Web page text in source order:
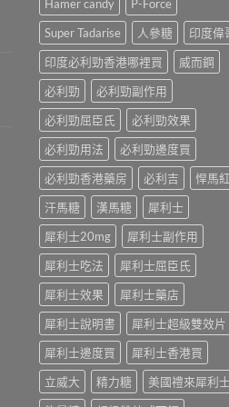
Hamer candy
P-Force
Super Tadarise
人參糖
印度偉
印度必利勁香港哪裡買
威而鋼
必利勁
必利勁副作用
必利勁屈臣氏
必利勁效果
必利勁用法
必利勁邊度買
必利勁香港藥房
必利吉
悍馬
汗馬糖
漢馬糖
犀利士
犀利士20mg
犀利士副作用
犀利士吃法
犀利士屈臣氏
犀利士效果
犀利士藥店
犀利士說明書
犀利士超級雙效片
犀利士邊度買
犀利士香港買
立威大
精力糖
美國禮來犀利士